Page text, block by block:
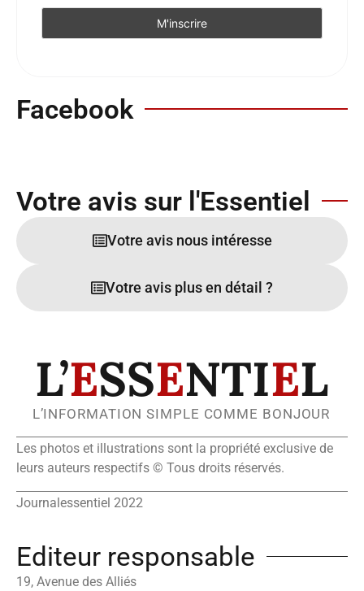
Facebook
Votre avis sur l'Essentiel
Votre avis nous intéresse
Votre avis plus en détail ?
L’ESSENTIEL
L’INFORMATION SIMPLE COMME BONJOUR
Les photos et illustrations sont la propriété exclusive de
leurs auteurs respectifs © Tous droits réservés.
Journalessentiel 2022
Editeur responsable
19, Avenue des Alliés